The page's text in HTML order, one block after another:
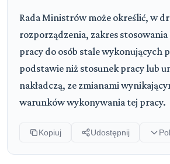
Rada Ministrów może określić, w
rozporządzenia, zakres
pracy do osób stale wykonujących
podstawie niż stosunek pracy lub
nakładczą, ze zmianami
warunków wykonywania tej pracy.
Kopiuj Udostępnij